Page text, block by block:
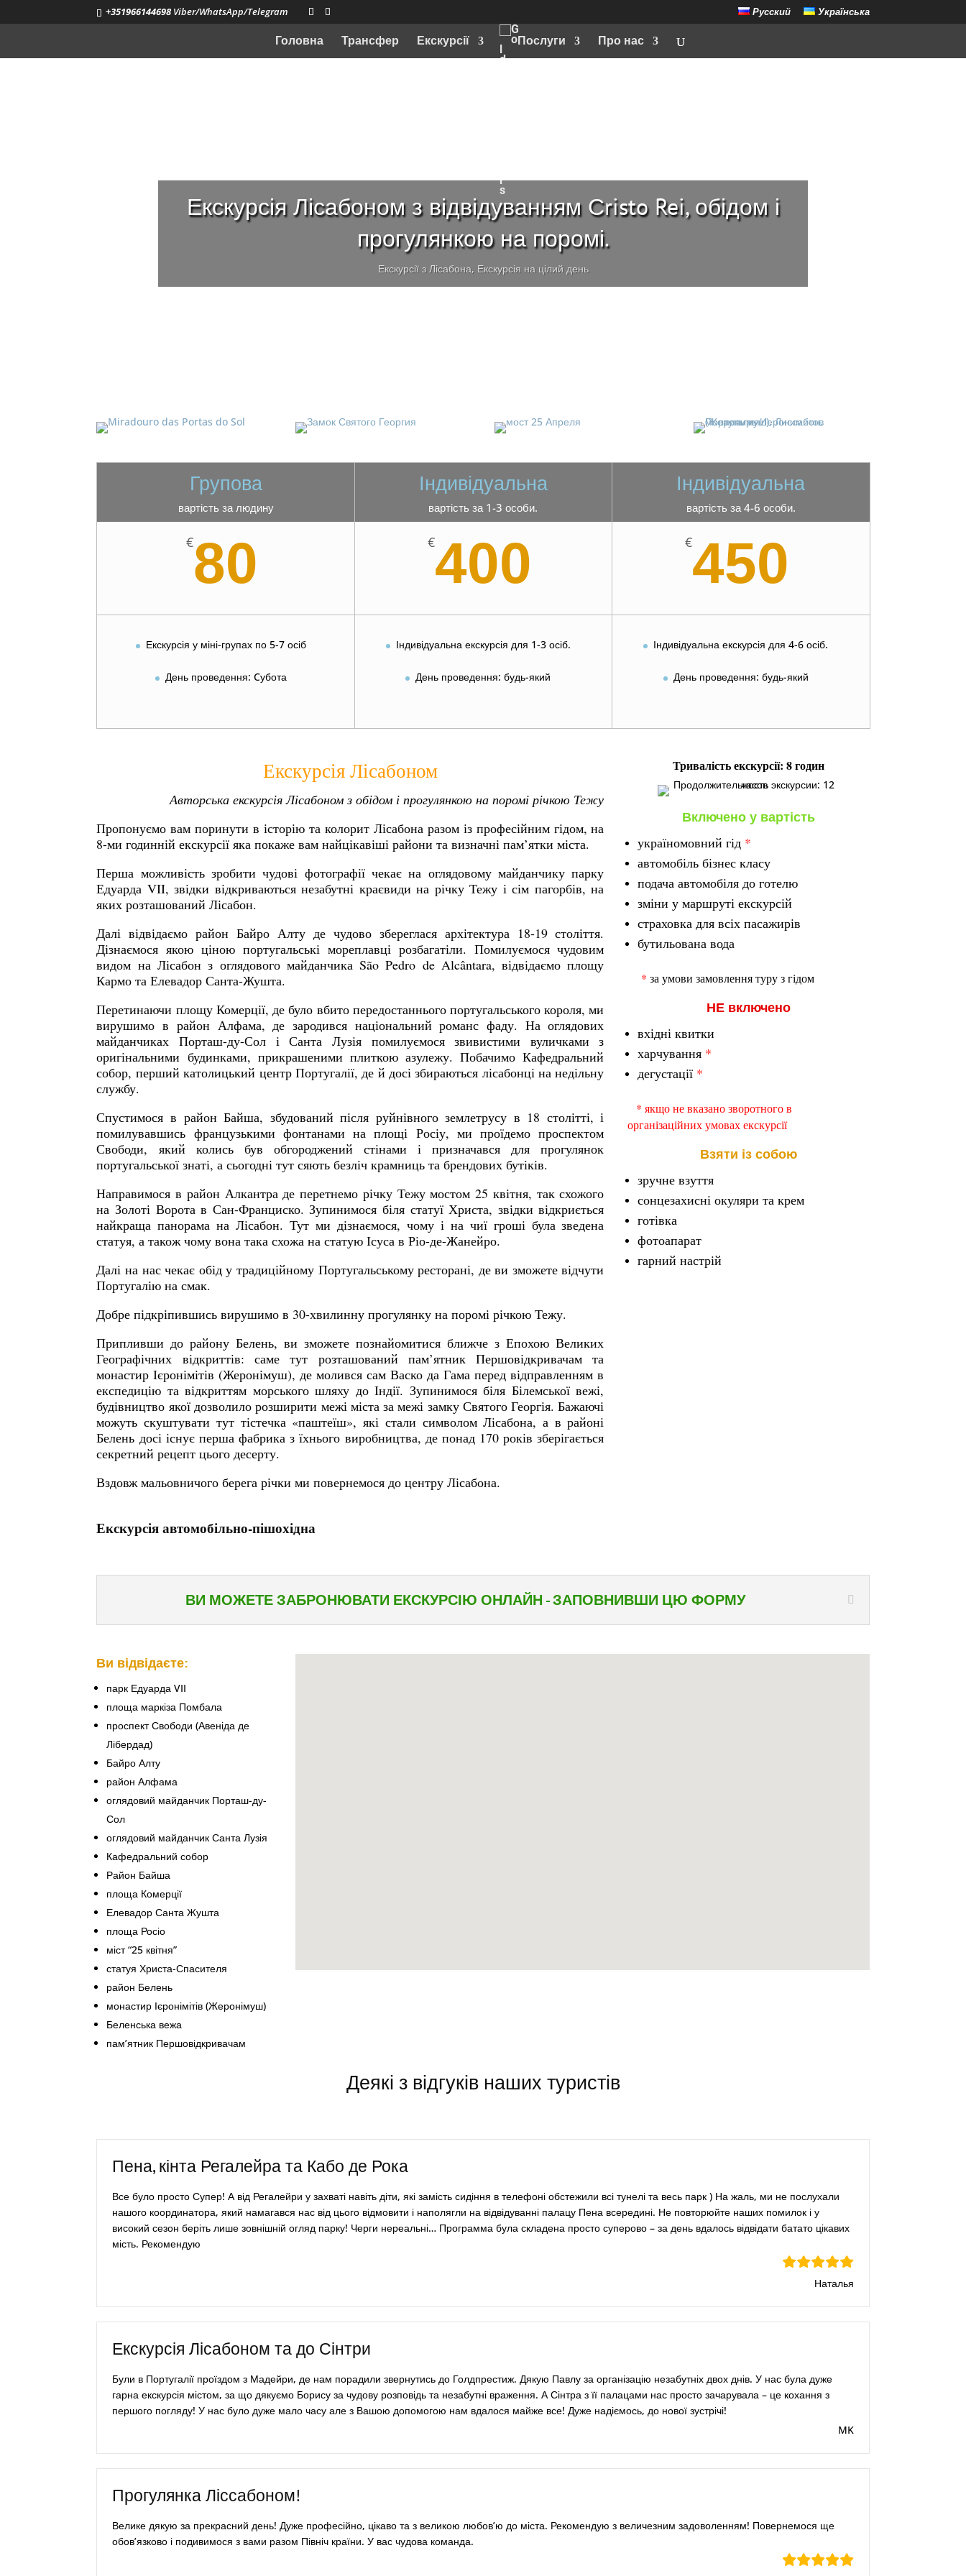
+351966144698 Viber/WhatsApp/Telegram Русский Українська
Головна Трансфер Екскурсії Послуги Про нас
Екскурсія Лісабоном з відвідуванням Сristo Rei, обідом і
прогулянкою на поромі.
Екскурсії з Лісабона, Екскурсія на цілий день
Групова
вартість за людину
€80
Екскурсія у міні-групах по 5-7 осіб
День проведення: Cубота
Індивідуальна
вартість за 1-3 особи.
€400
Індивідуальна екскурсія для 1-3 осіб.
День проведення: будь-який
Індивідуальна
вартість за 4-6 особи.
€450
Індивідуальна екскурсія для 4-6 осіб.
День проведення: будь-який
Екскурсія Лісабоном
Авторська екскурсія Лісабоном з обідом і прогулянкою на поромі річкою Тежу
Пропонуємо вам поринути в історію та колорит Лісабона разом із професійним гідом, на
8-ми годинній екскурсії яка покаже вам найцікавіші райони та визначні пам’ятки міста.
Перша можливість зробити чудові фотографії чекає на оглядовому майданчику парку
Едуарда VII, звідки відкриваються незабутні краєвиди на річку Тежу і сім пагорбів, на
яких розташований Лісабон.
Далі відвідаємо район Байро Алту де чудово збереглася архітектура 18-19 століття.
Дізнаємося якою ціною португальські мореплавці розбагатіли. Помилуємося чудовим
видом на Лісабон з оглядового майданчика São Pedro de Alcântara, відвідаємо площу
Кармо та Елевадор Санта-Жушта.
Перетинаючи площу Комерції, де було вбито передостаннього португальського короля, ми
вирушимо в район Алфама, де зародився національний романс фаду. На оглядових
майданчиках Порташ-ду-Сол і Санта Лузія помилуємося звивистими вуличками з
оригінальними будинками, прикрашеними плиткою азулежу. Побачимо Кафедральний
собор, перший католицький центр Португалії, де й досі збираються лісабонці на недільну
службу.
Спустимося в район Байша, збудований після руйнівного землетрусу в 18 столітті, і
помилувавшись французькими фонтанами на площі Росіу, ми проїдемо проспектом
Свободи, який колись був обгороджений стінами і призначався для прогулянок
португальської знаті, а сьогодні тут сяють безліч крамниць та брендових бутіків.
Направимося в район Алкантра де перетнемо річку Тежу мостом 25 квітня, так схожого
на Золоті Ворота в Сан-Франциско. Зупинимося біля статуї Христа, звідки відкриється
найкраща панорама на Лісабон. Тут ми дізнаємося, чому і на чиї гроші була зведена
статуя, а також чому вона така схожа на статую Ісуса в Ріо-де-Жанейро.
Далі на нас чекає обід у традиційному Португальському ресторані, де ви зможете відчути
Португалію на смак.
Добре підкріпившись вирушимо в 30-хвилинну прогулянку на поромі річкою Тежу.
Припливши до району Белень, ви зможете познайомитися ближче з Епохою Великих
Географічних відкриттів: саме тут розташований пам’ятник Першовідкривачам та
монастир Ієронімітів (Жеронімуш), де молився сам Васко да Гама перед відправленням в
експедицію та відкриттям морського шляху до Індії. Зупинимося біля Білемської вежі,
будівництво якої дозволило розширити межі міста за межі замку Святого Георгія. Бажаючі
можуть скуштувати тут тістечка «паштеїш», які стали символом Лісабона, а в районі
Белень досі існує перша фабрика з їхнього виробництва, де понад 170 років зберігається
секретний рецепт цього десерту.
Вздовж мальовничого берега річки ми повернемося до центру Лісабона.
Екскурсія автомобільно-пішохідна
Тривалість екскурсії: 8 годин
Включено у вартість
україномовний гід *
автомобіль бізнес класу
подача автомобіля до готелю
зміни у маршруті екскурсій
страховка для всіх пасажирів
бутильована вода
* за умови замовлення туру з гідом
НЕ включено
вхідні квитки
харчування *
дегустації *
* якщо не вказано зворотного в
організаційних умовах екскурсії
Взяти із собою
зручне взуття
сонцезахисні окуляри та крем
готівка
фотоапарат
гарний настрій
ВИ МОЖЕТЕ ЗАБРОНЮВАТИ ЕКСКУРСІЮ ОНЛАЙН - ЗАПОВНИВШИ ЦЮ ФОРМУ
Ви відвідаєте:
парк Едуарда VII
площа маркіза Помбала
проспект Свободи (Авеніда де
Лібердад)
Байро Алту
район Алфама
оглядовий майданчик Порташ-ду-
Сол
оглядовий майданчик Санта Лузія
Кафедральний собор
Район Байша
площа Комерції
Елевадор Санта Жушта
площа Росіо
міст “25 квітня”
статуя Христа-Спасителя
район Белень
монастир Ієронімітів (Жеронімуш)
Беленська вежа
пам’ятник Першовідкривачам
Деякі з відгуків наших туристів
Пена, кінта Регалейра та Кабо де Рока
Все було просто Супер! А від Регалейри у захваті навіть діти, які замість сидіння в телефоні обстежили всі тунелі та весь парк ) На жаль, ми не послухали
нашого координатора, який намагався нас від цього відмовити і наполягли на відвідуванні палацу Пена всередині. Не повторюйте наших помилок і у
високий сезон беріть лише зовнішній огляд парку! Черги нереальні… Программа була складена просто суперово – за день вдалось відвідати батато цікавих
мість. Рекомендую
Наталья
Екскурсія Лісабоном та до Сінтри
Були в Португалії проїздом з Мадейри, де нам порадили звернутись до Голдпрестиж. Дякую Павлу за організацію незабутніх двох днів. У нас була дуже
гарна екскурсія містом, за що дякуємо Борису за чудову розповідь та незабутні враження. А Сінтра з її палацами нас просто зачарувала – це кохання з
першого погляду! У нас було дуже мало часу але з Вашою допомогою нам вдалося майже все! Дуже надіємось, до нової зустрічі!
MK
Прогулянка Ліссабоном!
Велике дякую за прекрасний день! Дуже професійно, цікаво та з великою любов’ю до міста. Рекомендую з величезним задоволенням! Повернемося ще
обов’язково і подивимося з вами разом Північ країни. У вас чудова команда.